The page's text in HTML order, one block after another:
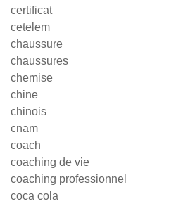
certificat
cetelem
chaussure
chaussures
chemise
chine
chinois
cnam
coach
coaching de vie
coaching professionnel
coca cola